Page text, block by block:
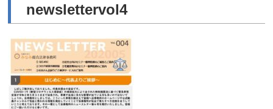
newslettervol4